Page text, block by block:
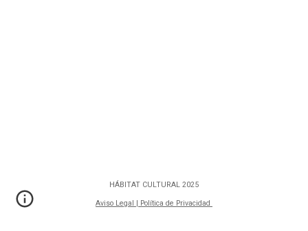
HÁBITAT CULTURAL 2025
Aviso Legal | Política de Privacidad